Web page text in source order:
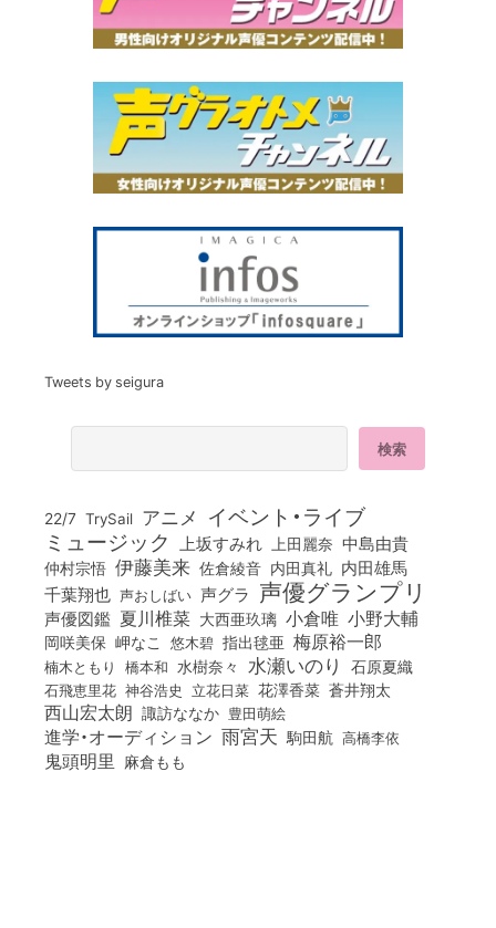
Tweets by seigura
22/7 TrySail アニメ イベント・ライブ
ミュージック 上坂すみれ 上田麗奈 中島由貴
仲村宗悟 伊藤美来 佐倉綾音 内田真礼 内田雄馬
千葉翔也 声おしばい 声グラ 声優グランプリ
声優図鑑 夏川椎菜 大西亜玖璃 小倉唯 小野大輔
岡咲美保 岬なこ 悠木碧 指出毬亜 梅原裕一郎
楠木ともり 橋本和 水樹奈々 水瀬いのり 石原夏織
石飛恵里花 神谷浩史 立花日菜 花澤香菜 蒼井翔太
西山宏太朗 諏訪ななか 豊田萌絵
進学・オーディション 雨宮天 駒田航 高橋李依
鬼頭明里 麻倉もも